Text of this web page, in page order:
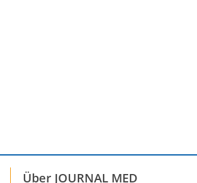
Über JOURNAL MED